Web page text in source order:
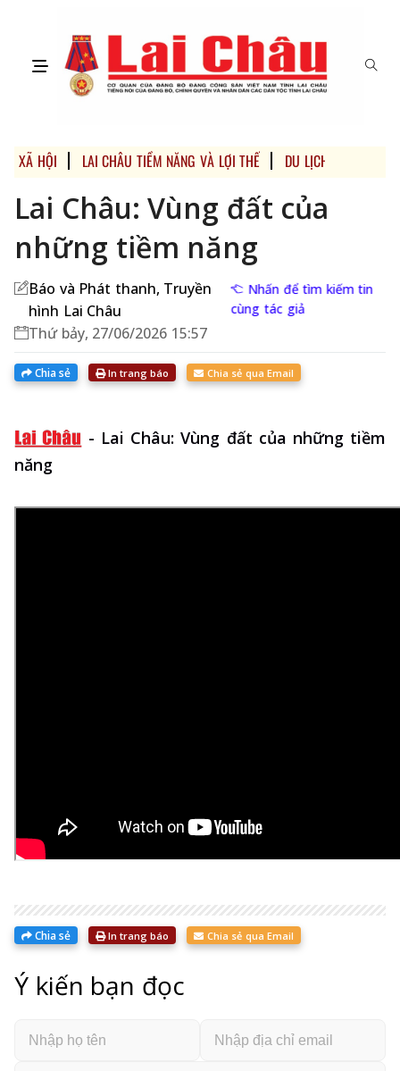
XÃ HỘI LAI CHÂU TIỀM NĂNG VÀ LỢI THẾ DU LỊCH
Lai Châu: Vùng đất của
những tiềm năng
Báo và Phát thanh, Truyền
hình Lai Châu
Nhấn để tìm kiếm tin
cùng tác giả
Thứ bảy, 27/06/2026 15:57
Chia sẻ In trang báo Chia sẻ qua Email
- Lai Châu: Vùng đất của những tiềm
năng
Chia sẻ In trang báo Chia sẻ qua Email
Ý kiến bạn đọc